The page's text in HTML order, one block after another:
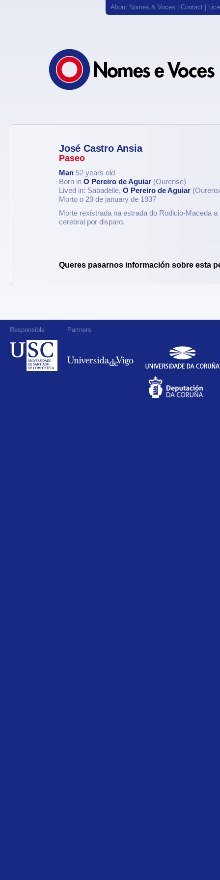
About Nomes & Voces Contact
José Castro Ansia
Paseo
Man 52 years old
Born in O Pereiro de Aguiar (Ourense)
Lived in: Sabadelle, O Pereiro de Aguiar
Morto o 29 de january de 1937
Morte rexistrada na estrada do Rodicio-Maceda
cerebral por disparo.
Queres pasarnos información sobre esta
Responsible Partners